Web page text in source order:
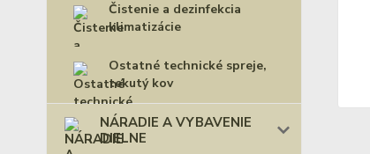
Čistenie a dezinfekcia
klimatizácie
Ostatné technické spreje,
tekutý kov
NÁRADIE A VYBAVENIE
DIELNE